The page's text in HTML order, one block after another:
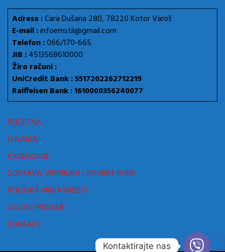
Adresa :Cara Dušana 280, 78220 Kotor Varoš
E-mail :infoemstil@gmail.com
Telefon :066/170-665
JIB :4513568610000
Žiro računi :
UniCredit Bank : 5517202262712219
Raiffeisen Bank : 1610000356240077
POČETNA
O NAMA
KATEGORIJE
DOSTAVA, ISPORUKA I POVRAT ROBE
POLITIKA PRIVATNOSTI
USLOVI PRODAJE
KONTAKT
Kontaktirajte nas